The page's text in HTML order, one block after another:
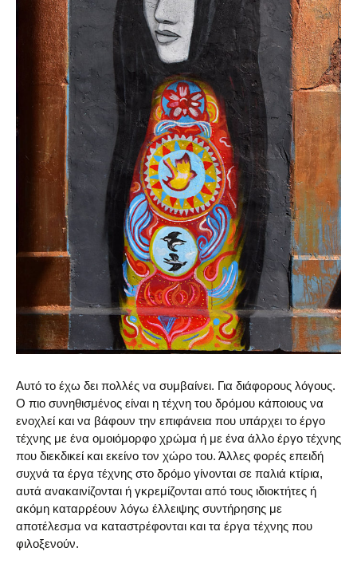
Αυτό το έχω δει πολλές να συμβαίνει. Για διάφορους λόγους.
Ο πιο συνηθισμένος είναι η τέχνη του δρόμου κάποιους να
ενοχλεί και να βάφουν την επιφάνεια που υπάρχει το έργο
τέχνης με ένα ομοιόμορφο χρώμα ή με ένα άλλο έργο τέχνης
που διεκδικεί και εκείνο τον χώρο του. Άλλες φορές επειδή
συχνά τα έργα τέχνης στο δρόμο γίνονται σε παλιά κτίρια,
αυτά ανακαινίζονται ή γκρεμίζονται από τους ιδιοκτήτες ή
ακόμη καταρρέουν λόγω έλλειψης συντήρησης με
αποτέλεσμα να καταστρέφονται και τα έργα τέχνης που
φιλοξενούν.